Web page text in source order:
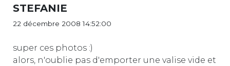
STEFANIE
22 décembre 2008 14:52:00
super ces photos :)
alors, n'oublie pas d'emporter une valise vide et